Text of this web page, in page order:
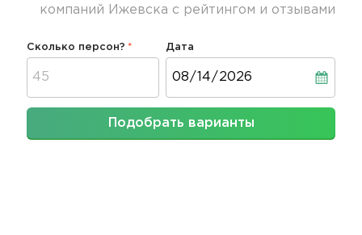
компаний Ижевска с рейтингом и отзывами
Сколько персон? Дата
Подобрать варианты